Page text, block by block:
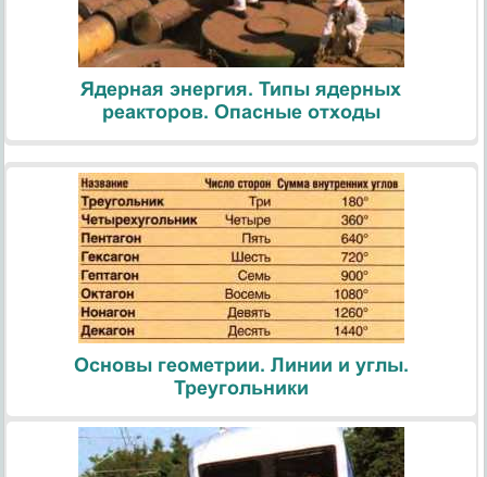
Ядерная энергия. Типы ядерных
реакторов. Опасные отходы
Основы геометрии. Линии и углы.
Треугольники